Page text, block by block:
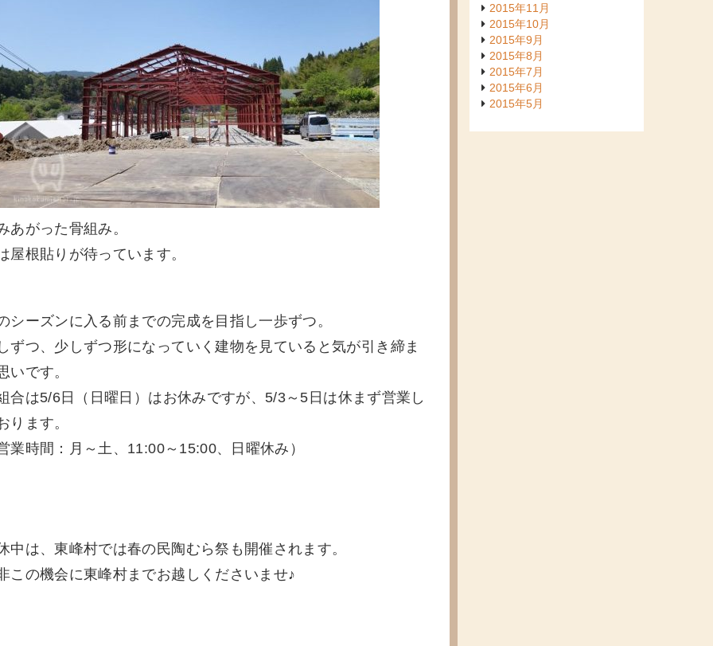
あがった骨組み。
屋根貼りが待っています。
シーズンに入る前までの完成を目指し一歩ずつ。
ずつ、少しずつ形になっていく建物を見ていると気が引き締ま
いです。
合は5/6日（日曜日）はお休みですが、5/3～5日は休まず営業し
ります。
業時間：月～土、11:00～15:00、日曜休み）
中は、東峰村では春の民陶むら祭も開催されます。
この機会に東峰村までお越しくださいませ♪
2015年11月
2015年10月
2015年9月
2015年8月
2015年7月
2015年6月
2015年5月